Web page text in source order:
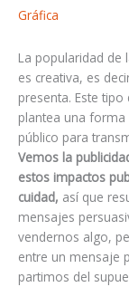
Gráfica
La popularidad de
es creativa, es
presenta. Este
plantea una
público para
Vemos la
estos impactos
cuidad, así que
mensajes
vendernos algo,
entre un mensaje
partimos del